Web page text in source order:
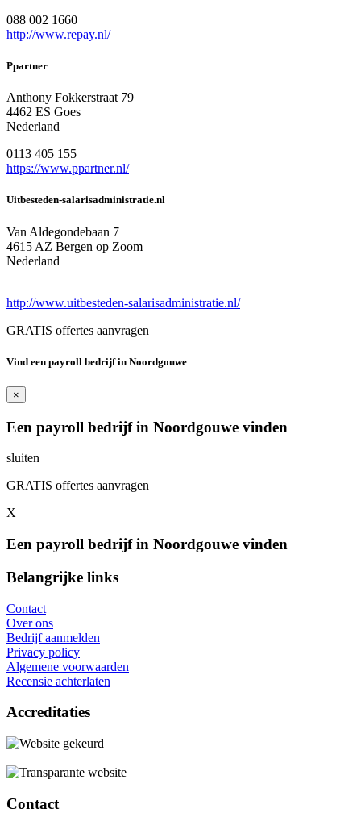
088 002 1660
http://www.repay.nl/
Ppartner
Anthony Fokkerstraat 79
4462 ES Goes
Nederland
0113 405 155
https://www.ppartner.nl/
Uitbesteden-salarisadministratie.nl
Van Aldegondebaan 7
4615 AZ Bergen op Zoom
Nederland
http://www.uitbesteden-salarisadministratie.nl/
GRATIS offertes aanvragen
Vind een payroll bedrijf in Noordgouwe
×
Een payroll bedrijf in Noordgouwe vinden
sluiten
GRATIS offertes aanvragen
X
Een payroll bedrijf in Noordgouwe vinden
Belangrijke links
Contact
Over ons
Bedrijf aanmelden
Privacy policy
Algemene voorwaarden
Recensie achterlaten
Accreditaties
Contact